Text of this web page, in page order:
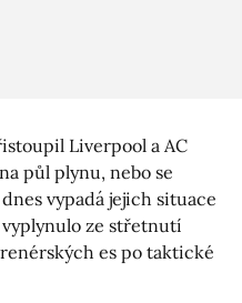
Liverpool a AC
půl plynu, nebo se
vypadá jejich situace
vyplynulo ze střetnutí
es po taktické